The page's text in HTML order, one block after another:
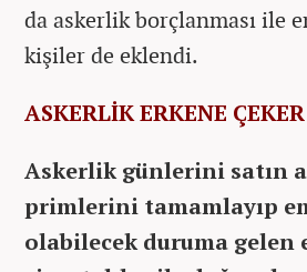
da askerlik borçlanması ile
kişiler de eklendi.
ASKERLİK ERKENE ÇEKER
Askerlik günlerini satın
primlerini tamamlayıp
olabilecek duruma gelen